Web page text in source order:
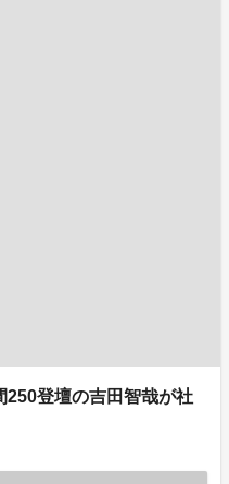
250登壇の吉田智哉が社